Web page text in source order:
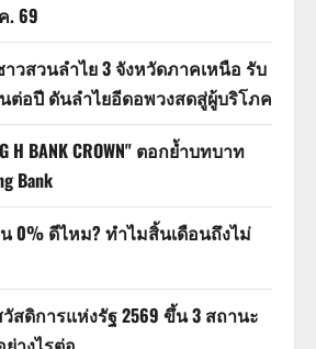
. 69
วสวนลำไย 3 จังหวัดภาคเหนือ รับ
ต่อปี ดันลำไยอีดอพวงสดสู่ผู้บริโภค
H BANK CROWN" ตอกย้ำบทบาท
Bank
0% ดีไหม? ทำไมสิ้นเดือนถึงไม่
สดิการแห่งรัฐ 2569 ขึ้น 3 สถานะ